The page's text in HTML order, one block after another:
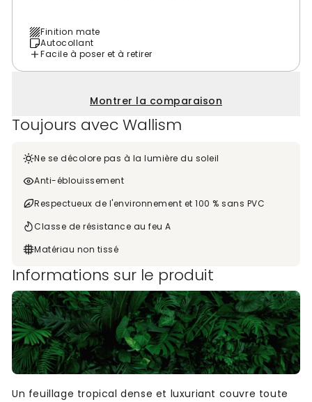
Finition mate
Autocollant
Facile à poser et à retirer
Montrer la comparaison
Toujours avec Wallism
Ne se décolore pas à la lumière du soleil
Anti-éblouissement
Respectueux de l'environnement et 100 % sans PVC
Classe de résistance au feu A
Matériau non tissé
Informations sur le produit
Un feuillage tropical dense et luxuriant couvre toute